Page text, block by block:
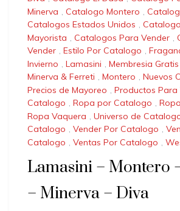
Minerva , Catalogo Montero ,
Catalogos Estados Unidos ,
Mayorista , Catalogos Para Vender ,
Vender , Estilo Por Catalogo ,
Invierno , Lamasini , Membresia Gratis
Minerva & Ferreti , Montero , Nuevos
Precios de Mayoreo , Productos Para
Catalogo , Ropa por Catalogo ,
Ropa Vaquera , Universo de
Catalogo , Vender Por Catalogo ,
Catalogo , Ventas Por Catalogo ,
Lamasini – Montero
– Minerva – Diva